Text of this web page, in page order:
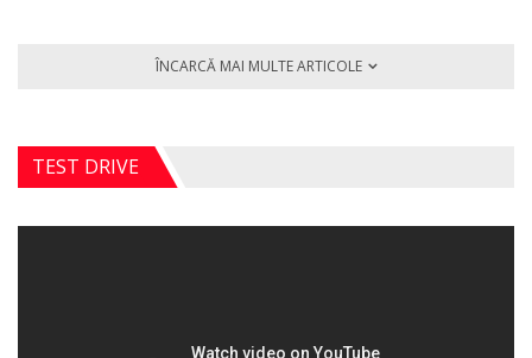
ÎNCARCĂ MAI MULTE ARTICOLE
TEST DRIVE